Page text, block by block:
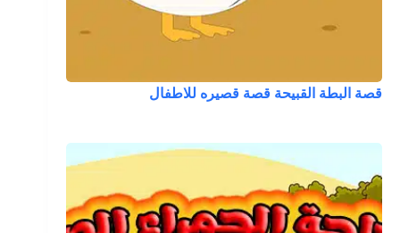
قصة البطة القبيحة قصة قصيره للاطفال